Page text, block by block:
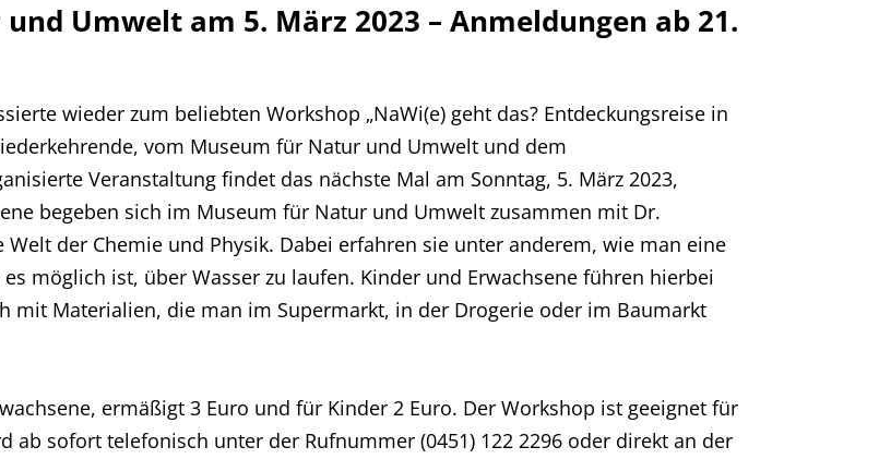
Umwelt am 5. März 2023 – Anmeldungen ab 21.
wieder zum beliebten Workshop „NaWi(e) geht das? Entdeckungsreise in
vom Museum für Natur und Umwelt und dem
Veranstaltung findet das nächste Mal am Sonntag, 5. März 2023,
begeben sich im Museum für Natur und Umwelt zusammen mit Dr.
der Chemie und Physik. Dabei erfahren sie unter anderem, wie man eine
möglich ist, über Wasser zu laufen. Kinder und Erwachsene führen hierbei
mit Materialien, die man im Supermarkt, in der Drogerie oder im Baumarkt
ermäßigt 3 Euro und für Kinder 2 Euro. Der Workshop ist geeignet für
ab sofort telefonisch unter der Rufnummer (0451) 122 2296 oder direkt an der